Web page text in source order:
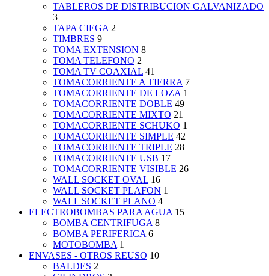
TABLEROS DE DISTRIBUCION GALVANIZADO
3
TAPA CIEGA 2
TIMBRES 9
TOMA EXTENSION 8
TOMA TELEFONO 2
TOMA TV COAXIAL 41
TOMACORRIENTE A TIERRA 7
TOMACORRIENTE DE LOZA 1
TOMACORRIENTE DOBLE 49
TOMACORRIENTE MIXTO 21
TOMACORRIENTE SCHUKO 1
TOMACORRIENTE SIMPLE 42
TOMACORRIENTE TRIPLE 28
TOMACORRIENTE USB 17
TOMACORRIENTE VISIBLE 26
WALL SOCKET OVAL 16
WALL SOCKET PLAFON 1
WALL SOCKET PLANO 4
ELECTROBOMBAS PARA AGUA 15
BOMBA CENTRIFUGA 8
BOMBA PERIFERICA 6
MOTOBOMBA 1
ENVASES - OTROS REUSO 10
BALDES 2